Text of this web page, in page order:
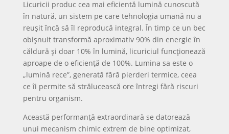
Licuricii produc cea mai eficientă lumină cunoscută
în natură, un sistem pe care tehnologia umană nu a
reușit încă să îl reproducă integral. În timp ce un bec
obișnuit transformă aproximativ 90% din energie în
căldură și doar 10% în lumină, licuriciul funcționează
aproape de o eficiență de 100%. Lumina sa este o
„lumină rece”, generată fără pierderi termice, ceea
ce îi permite să strălucească ore întregi fără riscuri
pentru organism.
Această performanță extraordinară se datorează
unui mecanism chimic extrem de bine optimizat,